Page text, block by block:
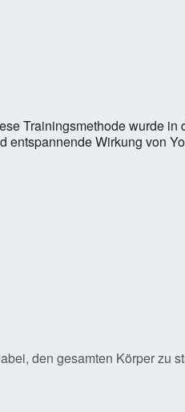
Trainingsmethode wurde in
Wirkung von
den gesamten Körper zu